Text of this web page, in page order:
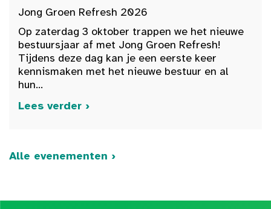
Jong Groen Refresh 2026
Op zaterdag 3 oktober trappen we het nieuwe
bestuursjaar af met Jong Groen Refresh!
Tijdens deze dag kan je een eerste keer
kennismaken met het nieuwe bestuur en al
hun...
Lees verder ›
Alle evenementen ›